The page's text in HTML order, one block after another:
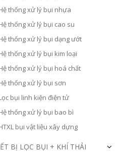
thống xử lý bụi nhựa
thống xử lý bụi cao su
thống xử lý bụi dạng ướt
thống xử lý bụi kim loại
thống xử lý bụi hoá chất
thống xử lý bụi sơn
bụi linh kiện điện tử
thống xử lý bụi bao bì
bụi vật liệu xây dựng
BỊ LỌC BỤI + KHÍ THẢI